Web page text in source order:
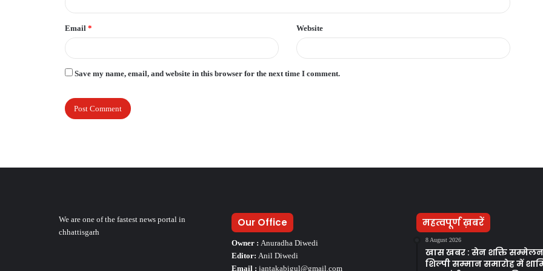
Email * Website
Save my name, email, and website in this browser for the next time I comment.
We are one of the fastest news portal in
chhattisgarh
Our Office
Owner : Anuradha Diwedi
Editor: Anil Diwedi
Email : jantakabigul@gmail.com
महत्वपूर्ण ख़बरें
8 August 2026
खास खबर : सेन शक्ति
शिल्पी सम्मान समारोह में